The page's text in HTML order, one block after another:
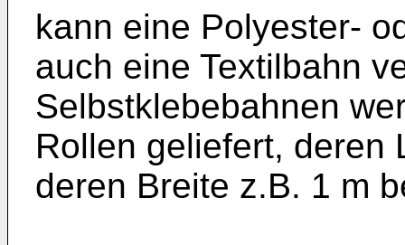
kann eine Polyester-
auch eine Textilbahn
Selbstklebebahnen
Rollen geliefert, deren
deren Breite z.B. 1 m